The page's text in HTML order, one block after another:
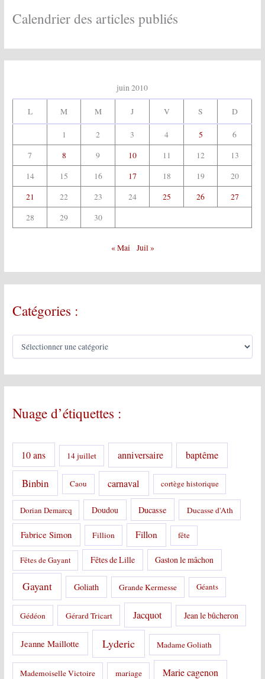
e
s
Calendrier des articles publiés
juin 2010
L M M J V S D
1 2 3 4 5
6
7
8 9 10 11 12
13
14
15 16 17 18 19
20
21
22 23 24 25 26
27
28
29 30
« Mai Juil »
Catégories :
C
é
g
r
s
Nuage d’étiquettes :
10 ans 14 juillet anniversaire baptême
Binbin Caou carnaval cortège historique
Dorian Demarcq Doudou Ducasse Ducasse d'Ath
Fabrice Simon Fillion Fillon fête
Fêtes de Gayant Fêtes de Lille Gaston le mâchon
Gayant Goliath Grande Kermesse Géants
Gédéon Gérard Tricart Jacquot Jean le bûcheron
Jeanne Maillotte Lyderic Madame Goliath
Mademoiselle Victoire mariage Marie cagenon